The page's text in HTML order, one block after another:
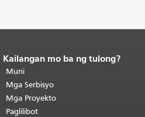
Katapusan ng nilalaman ng
pahina.
pahinang ito ay nauulit sa bawat
pahina.Bumalik sa tuktok ng
pangunahing nilalaman
Kailangan mo ba ng tulong?
Muni
Mga Serbisyo
Mga Proyekto
Paglilibot